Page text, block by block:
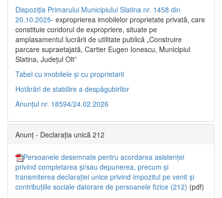
Dispoziția Primarului Municipiului Slatina nr. 1458 din
20.10.2025- exproprierea imobilelor proprietate privată, care
constituie coridorul de expropriere, situate pe
amplasamentul lucrării de utilitate publică „Construire
parcare supraetajată, Cartier Eugen Ionescu, Municipiul
Slatina, Județul Olt”
Tabel cu imobilele și cu proprietarii
Hotărâri de stabilire a despăgubirilor
Anunțul nr. 18594/24.02.2026
Anunț - Declarația unică 212
Persoanele desemnate pentru acordarea asistenței
privind completarea și/sau depunerea, precum și
transmiterea declarației unice privind impozitul pe venit și
contribuțiile sociale datorare de persoanele fizice (212) (pdf)